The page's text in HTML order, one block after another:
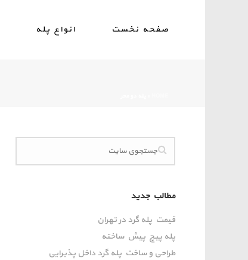
صفحه نخست انواع پله
مطالب جدید
قیمت پله گرد در تهران
پله پیچ پیش‌ ساخته
طراحی و ساخت پله گرد داخل پذیرایی